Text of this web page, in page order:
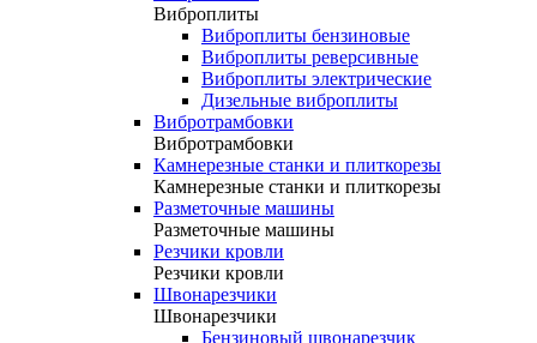
Виброплиты
Виброплиты бензиновые
Виброплиты реверсивные
Виброплиты электрические
Дизельные виброплиты
Вибротрамбовки
Вибротрамбовки
Камнерезные станки и плиткорезы
Камнерезные станки и плиткорезы
Разметочные машины
Разметочные машины
Резчики кровли
Резчики кровли
Швонарезчики
Швонарезчики
Бензиновый швонарезчик